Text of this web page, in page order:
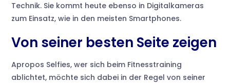
Technik. Sie kommt heute ebenso in Digitalkameras
zum Einsatz, wie in den meisten Smartphones.
Von seiner besten Seite zeigen
Apropos Selfies, wer sich beim Fitnesstraining
ablichtet, möchte sich dabei in der Regel von seiner